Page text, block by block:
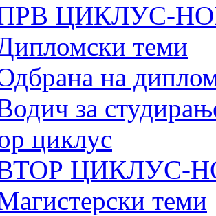
ЦИКЛУС-
теми
на
за
циклус
ЦИКЛУС-
теми